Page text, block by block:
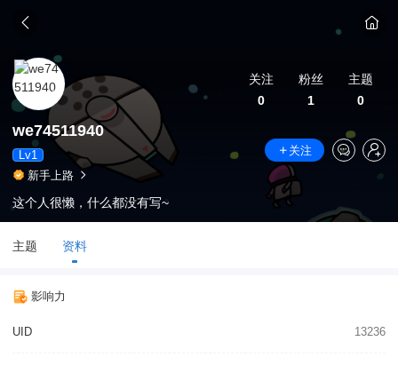
关注
0
粉丝
1
主题
0
we74511940
Lv1
关注
新手上路
这个人很懒，什么都没有写~
主题 资料
影响力
UID 13236